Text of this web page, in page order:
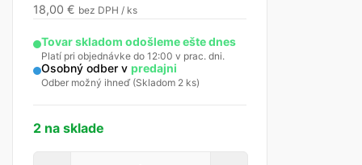
18,00 € bez DPH / ks
Tovar skladom odošleme ešte dnes
Platí pri objednávke do 12:00 v prac. dni.
Osobný odber v predajni
Odber možný ihneď (Skladom 2 ks)
2 na sklade